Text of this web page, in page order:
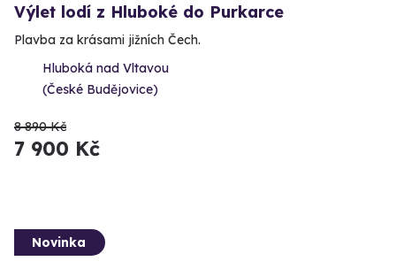
Výlet lodí z Hluboké do Purkarce
Plavba za krásami jižních Čech.
Hluboká nad Vltavou
(České Budějovice)
8 890 Kč
7 900 Kč
Novinka